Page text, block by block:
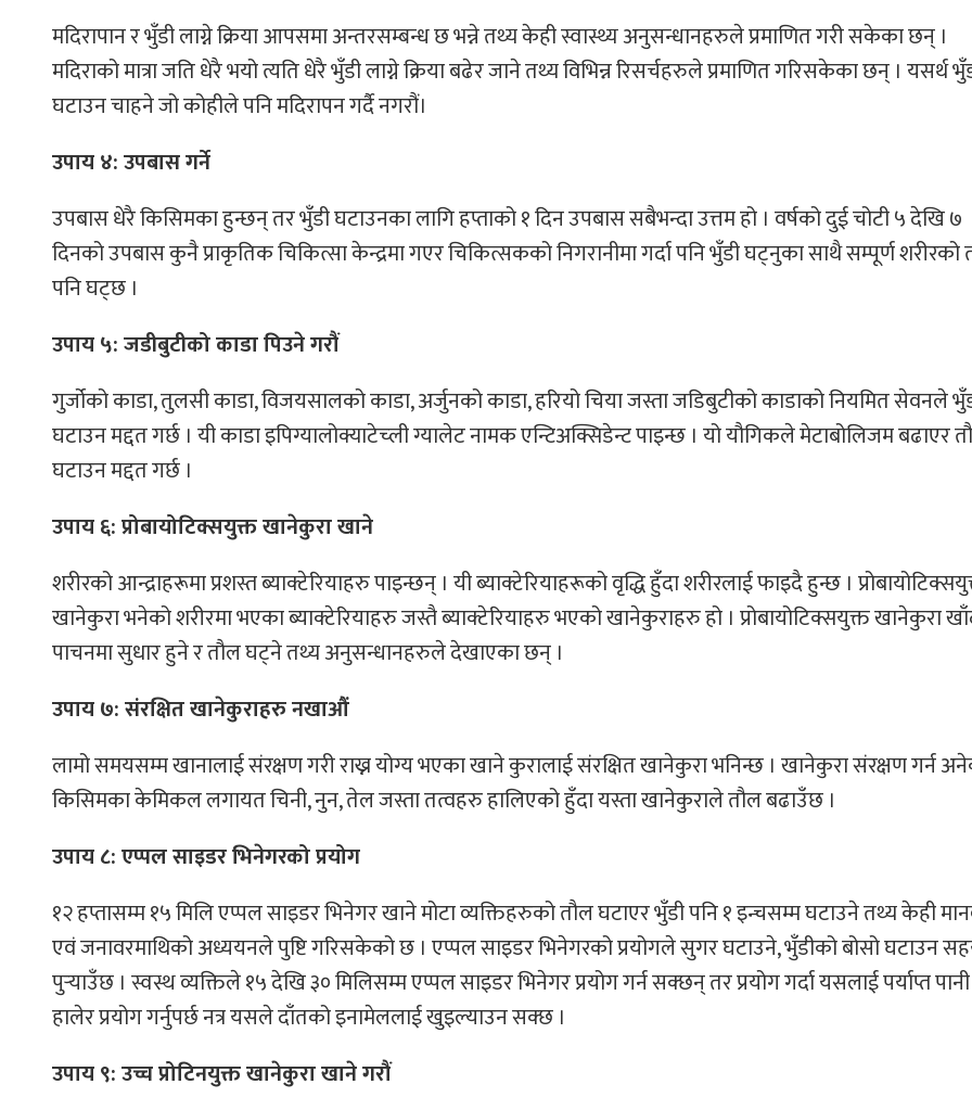
मदिरापान र भुँडी लाग्ने क्रिया आपसमा अन्तरसम्बन्ध छ भन्ने तथ्य केही स्वास्थ्य अनुसन्धानहरुले प्रमाणित गरी सकेका छन् ।
मदिराको मात्रा जति धेरै भयो त्यति धेरै भुँडी लाग्ने क्रिया बढेर जाने तथ्य विभिन्न रिसर्चहरुले प्रमाणित गरिसकेका छन् । यसर्थ
घटाउन चाहने जो कोहीले पनि मदिरापन गर्दै नगरौं।
उपाय ४: उपबास गर्ने
उपबास धेरै किसिमका हुन्छन् तर भुँडी घटाउनका लागि हप्ताको १ दिन उपबास सबैभन्दा उत्तम हो । वर्षको दुई चोटी ५ देखि ७
दिनको उपबास कुनै प्राकृतिक चिकित्सा केन्द्रमा गएर चिकित्सकको निगरानीमा गर्दा पनि भुँडी घट्नुका साथै सम्पूर्ण शरीरको
पनि घट्छ ।
उपाय ५: जडीबुटीको काडा पिउने गरौं
गुर्जोको काडा, तुलसी काडा, विजयसालको काडा, अर्जुनको काडा, हरियो चिया जस्ता जडिबुटीको काडाको नियमित सेवनले
घटाउन मद्दत गर्छ । यी काडा इपिग्यालोक्याटेच्ली ग्यालेट नामक एन्टिअक्सिडेन्ट पाइन्छ । यो यौगिकले मेटाबोलिजम बढाएर
घटाउन मद्दत गर्छ ।
उपाय ६: प्रोबायोटिक्सयुक्त खानेकुरा खाने
शरीरको आन्द्राहरूमा प्रशस्त ब्याक्टेरियाहरु पाइन्छन् । यी ब्याक्टेरियाहरूको वृद्धि हुँदा शरीरलाई फाइदै हुन्छ ।
खानेकुरा भनेको शरीरमा भएका ब्याक्टेरियाहरु जस्तै ब्याक्टेरियाहरु भएको खानेकुराहरु हो । प्रोबायोटिक्सयुक्त खानेकुरा
पाचनमा सुधार हुने र तौल घट्ने तथ्य अनुसन्धानहरुले देखाएका छन् ।
उपाय ७: संरक्षित खानेकुराहरु नखाऔं
लामो समयसम्म खानालाई संरक्षण गरी राख्न योग्य भएका खाने कुरालाई संरक्षित खानेकुरा भनिन्छ । खानेकुरा संरक्षण गर्न
किसिमका केमिकल लगायत चिनी, नुन, तेल जस्ता तत्वहरु हालिएको हुँदा यस्ता खानेकुराले तौल बढाउँछ ।
उपाय ८: एप्पल साइडर भिनेगरको प्रयोग
१२ हप्तासम्म १५ मिलि एप्पल साइडर भिनेगर खाने मोटा व्यक्तिहरुको तौल घटाएर भुँडी पनि १ इन्चसम्म घटाउने तथ्य केही
एवं जनावरमाथिको अध्ययनले पुष्टि गरिसकेको छ । एप्पल साइडर भिनेगरको प्रयोगले सुगर घटाउने, भुँडीको बोसो घटाउन
पुर्‍याउँछ । स्वस्थ व्यक्तिले १५ देखि ३० मिलिसम्म एप्पल साइडर भिनेगर प्रयोग गर्न सक्छन् तर प्रयोग गर्दा यसलाई पर्याप्त पानी
हालेर प्रयोग गर्नुपर्छ नत्र यसले दाँतको इनामेललाई खुइल्याउन सक्छ ।
उपाय ९: उच्च प्रोटिनयुक्त खानेकुरा खाने गरौं